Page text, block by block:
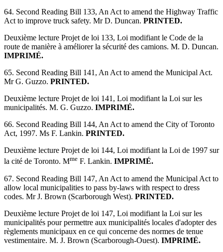
64. Second Reading Bill 133, An Act to amend the Highway Traffic
Act to improve truck safety. Mr D. Duncan. PRINTED.
Deuxième lecture Projet de loi 133, Loi modifiant le Code de la
route de manière à améliorer la sécurité des camions. M. D. Duncan.
IMPRIMÉ.
65. Second Reading Bill 141, An Act to amend the Municipal Act.
Mr G. Guzzo. PRINTED.
Deuxième lecture Projet de loi 141, Loi modifiant la Loi sur les
municipalités. M. G. Guzzo. IMPRIMÉ.
66. Second Reading Bill 144, An Act to amend the City of Toronto
Act, 1997. Ms F. Lankin. PRINTED.
Deuxième lecture Projet de loi 144, Loi modifiant la Loi de 1997 sur
la cité de Toronto. Mme F. Lankin. IMPRIMÉ.
67. Second Reading Bill 147, An Act to amend the Municipal Act to
allow local municipalities to pass by-laws with respect to dress
codes. Mr J. Brown (Scarborough West). PRINTED.
Deuxième lecture Projet de loi 147, Loi modifiant la Loi sur les
municipalités pour permettre aux municipalités locales d'adopter des
règlements municipaux en ce qui concerne des normes de tenue
vestimentaire. M. J. Brown (Scarborough-Ouest). IMPRIMÉ.